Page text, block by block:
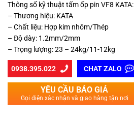
Thông số kỹ thuật tấm ốp pin VF8 KATA:
– Thương hiệu: KATA
– Chất liệu: Hợp kim nhôm/Thép
– Độ dày: 1.2mm/2mm
– Trọng lượng: 23 – 24kg/11-12kg
0938.395.022 CHAT ZALO
YÊU CẦU BÁO GIÁ
Gọi điện xác nhận và giao hàng tận nơi